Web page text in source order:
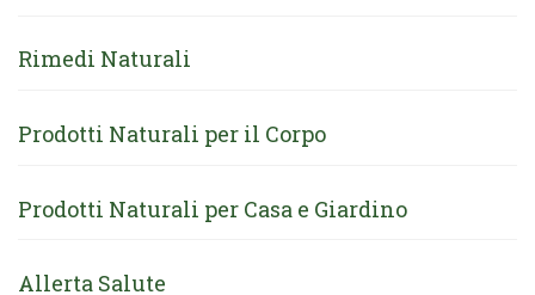
Rimedi Naturali
Prodotti Naturali per il Corpo
Prodotti Naturali per Casa e Giardino
Allerta Salute